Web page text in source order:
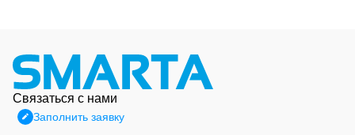
Связаться с нами
Заполнить заявку